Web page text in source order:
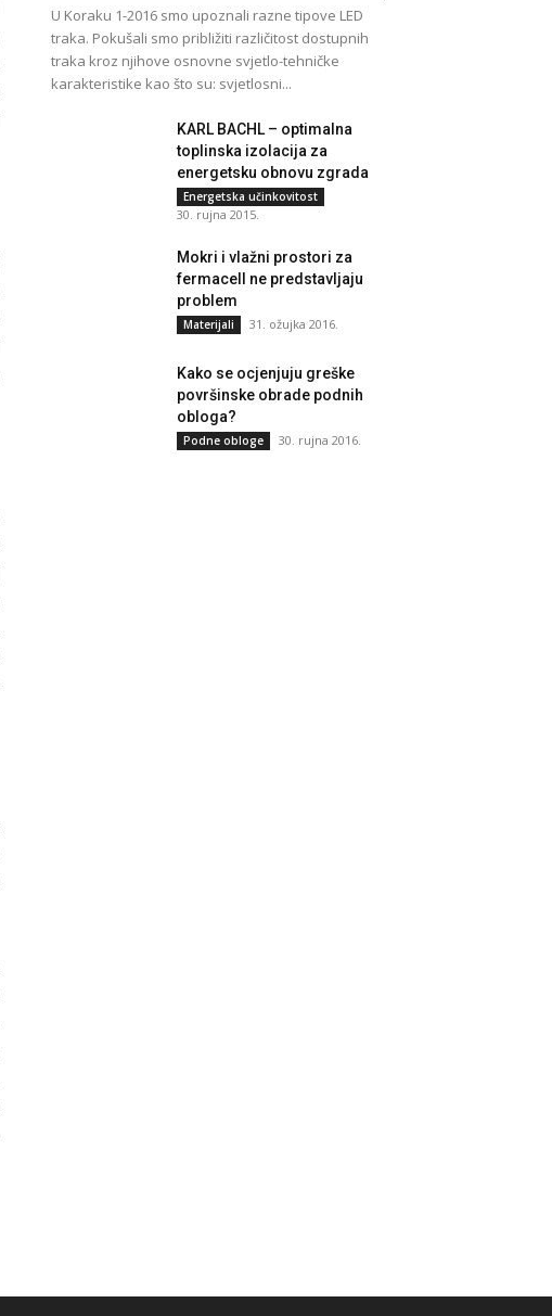
U Koraku 1-2016 smo upoznali razne tipove LED
traka. Pokušali smo približiti različitost dostupnih
traka kroz njihove osnovne svjetlo-tehničke
karakteristike kao što su: svjetlosni...
KARL BACHL – optimalna
toplinska izolacija za
energetsku obnovu zgrada
Energetska učinkovitost
30. rujna 2015.
Mokri i vlažni prostori za
fermacell ne predstavljaju
problem
Materijali 31. ožujka 2016.
Kako se ocjenjuju greške
površinske obrade podnih
obloga?
Podne obloge 30. rujna 2016.